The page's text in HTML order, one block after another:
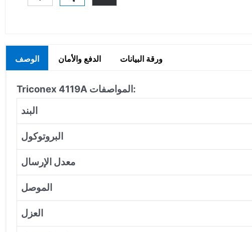
الوصف الدفع والأمان ورقة البيانات
Triconex 4119A
المواصفات:
البند
البروتوكول
معدل الإرسال
الموصل
العزل